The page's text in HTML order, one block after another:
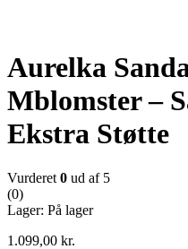
Aurelka
Mblomster –
Ekstra Støtte
Vurderet 0 ud af 5
(0)
Lager: På lager
1.099,00 kr.